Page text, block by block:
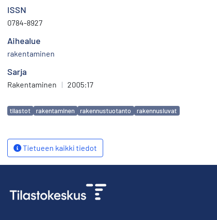
ISSN
0784-8927
Aihealue
rakentaminen
Sarja
Rakentaminen | 2005:17
Avainsanat
tilastot rakentaminen rakennustuotanto rakennusluvat
Tietueen kaikki tiedot